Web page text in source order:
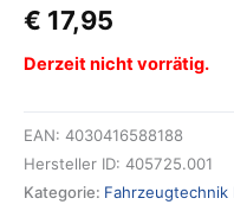
€ 17,95
Derzeit nicht vorrätig.
EAN: 4030416588188
Hersteller ID: 405725.001
Kategorie: Fahrzeugtechnik